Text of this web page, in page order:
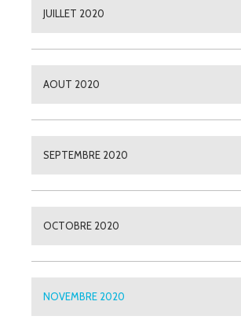
JUILLET 2020
AOUT 2020
SEPTEMBRE 2020
OCTOBRE 2020
NOVEMBRE 2020